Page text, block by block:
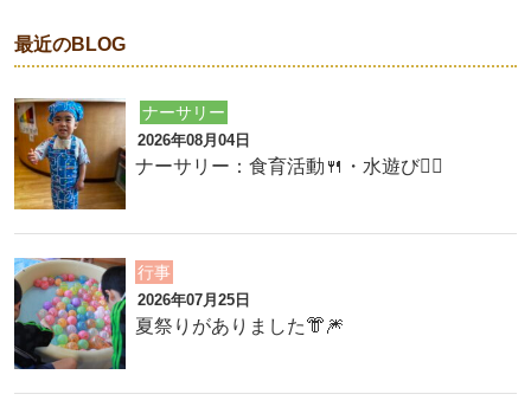
最近のBLOG
ナーサリー
2026年08月04日
ナーサリー：食育活動🍴・水遊び🏊‍♂️
行事
2026年07月25日
夏祭りがありました👘🎆